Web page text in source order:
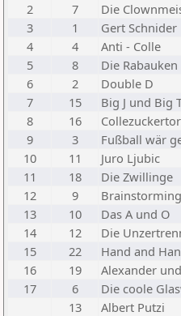
2
7
Die
3
1
Gert Schnider
4
4
Anti - Colle
5
8
Die Rabauken
6
2
Double D
7
15
Big J und Big
8
16
9
3
Fußball wär
10
11
Juro Ljubic
11
18
Die Zwillinge
12
9
Brainstorming
13
10
Das A und O
14
12
Die
15
22
Hand and
16
19
Alexander
17
6
Die coole
13
Albert Putzi